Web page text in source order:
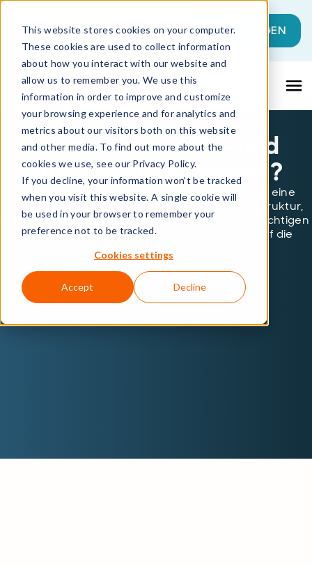
This website stores cookies on your computer.
These cookies are used to collect information
about how you interact with our website and
allow us to remember you. We use this
information in order to improve and customize
your browsing experience and for analytics and
metrics about our visitors both on this website
and other media. To find out more about the
cookies we use, see our Privacy Policy.
If you decline, your information won’t be tracked
when you visit this website. A single cookie will
be used in your browser to remember your
preference not to be tracked.
Cookies settings
Accept Decline
Dies ist ein Suchfeld mit einer
Es gibt keine Vorschläge, da das
JETZT LOSLEGEN
Was ist Identitäts- und
Zugangsmanagement?
Identitäts- und Zugriffsmanagement (IAM) ist eine
wichtige Komponente der modernen IT-Infrastruktur,
die sicherstellt, dass die richtigen Personen zur richtigen
Zeit und aus den richtigen Gründen Zugriff auf die